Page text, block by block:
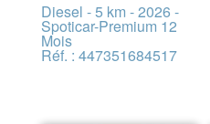
Diesel - 5 km - 2026 -
Spoticar-Premium 12
Mois
Réf. : 447351684517